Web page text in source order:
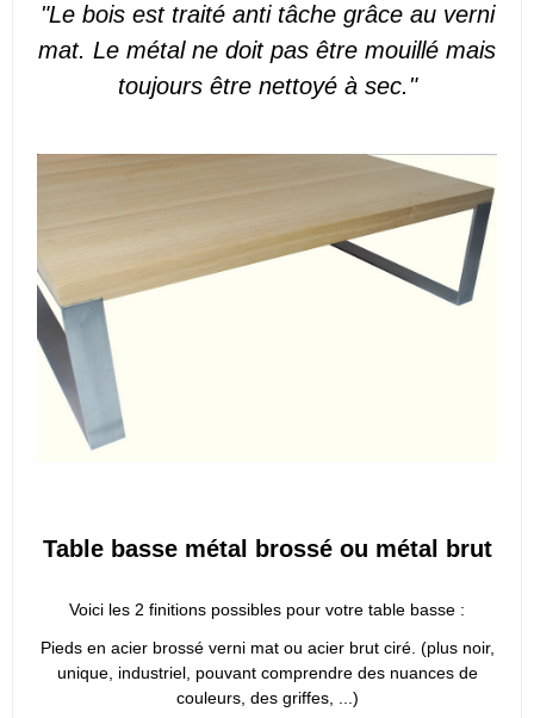
"Le bois est traité anti tâche grâce au verni
mat. Le métal ne doit pas être mouillé mais
toujours être nettoyé à sec."
Table basse métal brossé ou métal brut
Voici les 2 finitions possibles pour votre table basse :
Pieds en acier brossé verni mat ou acier brut ciré. (plus noir,
unique, industriel, pouvant comprendre des nuances de
couleurs, des griffes, ...)